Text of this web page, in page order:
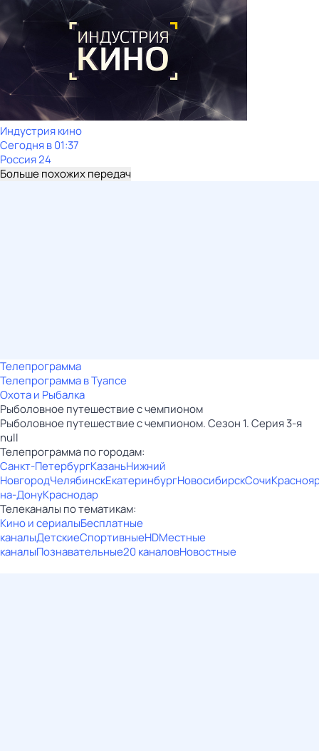
Индустрия кино
Сегодня в 01:37
Россия 24
Больше похожих передач
Телепрограмма
Телепрограмма в Туапсе
Охота и Рыбалка
Рыболовное путешествие с чемпионом
Рыболовное путешествие с чемпионом. Сезон 1. Серия 3-я
null
Телепрограмма по городам:
Санкт-ПетербургКазаньНижний
НовгородЧелябинскЕкатеринбургНовосибирскСочи
на-ДонуКраснодар
Телеканалы по тематикам:
Кино и сериалыБесплатные
каналыДетскиеСпортивныеHDМестные
каналыПознавательные20 каналовНовостные